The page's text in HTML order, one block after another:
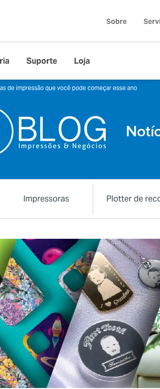
Sobre
Suporte Loja
de impressão que você pode começar esse ano
Impressoras Plotter de